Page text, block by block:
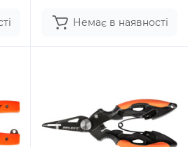
Немає в наявності